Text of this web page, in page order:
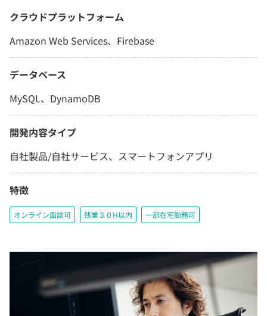
クラウドプラットフォーム
Amazon Web Services、Firebase
データベース
MySQL、DynamoDB
開発内容タイプ
自社製品/自社サービス、スマートフォンアプリ
特徴
オンライン面談可 残業３０H以内 一部在宅勤務可